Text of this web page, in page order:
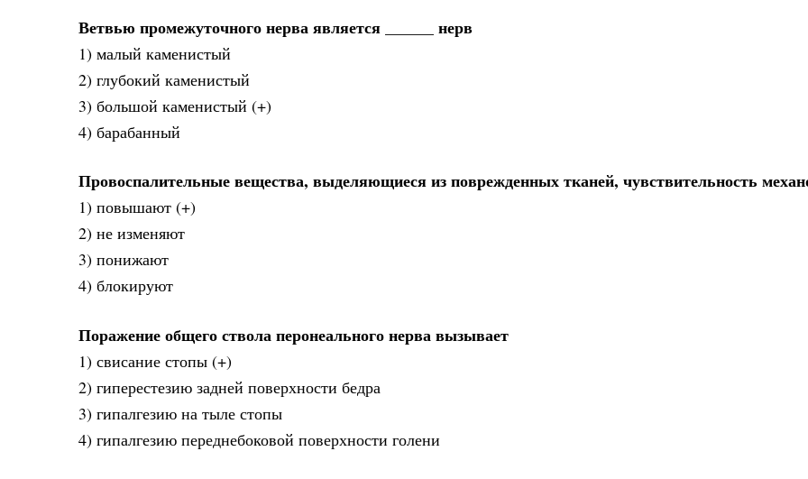
Ветвью промежуточного нерва является ______ нерв
1) малый каменистый
2) глубокий каменистый
3) большой каменистый (+)
4) барабанный
Провоспалительные вещества, выделяющиеся из поврежденных тканей, чувствительность
1) повышают (+)
2) не изменяют
3) понижают
4) блокируют
Поражение общего ствола перонеального нерва вызывает
1) свисание стопы (+)
2) гиперестезию задней поверхности бедра
3) гипалгезию на тыле стопы
4) гипалгезию переднебоковой поверхности голени